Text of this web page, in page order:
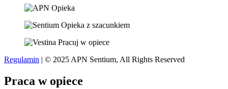
Regulamin | © 2025 APN Sentium, All Rights Reserved
Praca w opiece